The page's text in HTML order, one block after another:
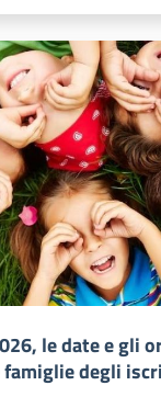
le date e gli
famiglie degli